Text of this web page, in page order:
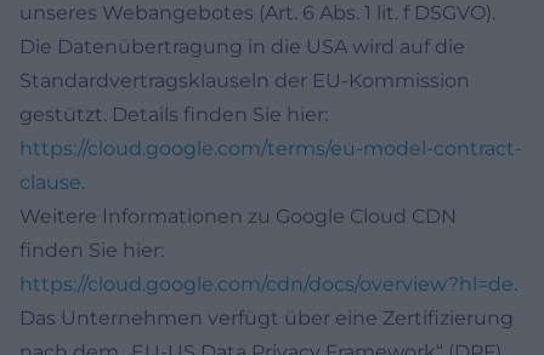
unseres Webangebotes (Art. 6 Abs. 1 lit. f DSGVO).
Die Datenübertragung in die USA wird auf die
Standardvertragsklauseln der EU-Kommission
gestützt. Details finden Sie hier:
https://cloud.google.com/terms/eu-model-contract-
clause.
Weitere Informationen zu Google Cloud CDN
finden Sie hier:
https://cloud.google.com/cdn/docs/overview?hl=de.
Das Unternehmen verfügt über eine Zertifizierung